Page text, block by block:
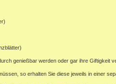
genießbar werden oder gar ihre Giftigkeit
so erhalten Sie diese jeweils in einer